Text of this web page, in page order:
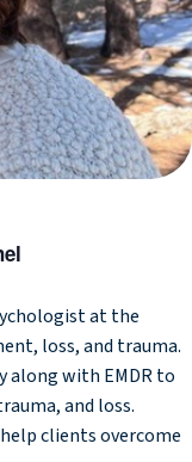
at the
loss, and trauma.
along with EMDR to
and loss.
clients overcome